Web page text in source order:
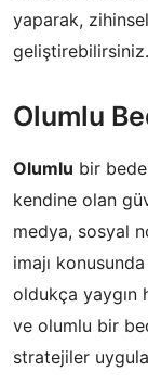
yaparak,
geliştirebilirsiniz.
Olumlu
Olumlu bir
kendine olan
medya, sosyal
imajı
oldukça yaygın
ve olumlu bir
stratejiler